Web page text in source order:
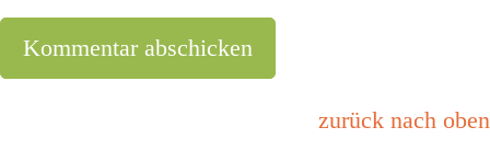
zurück nach oben